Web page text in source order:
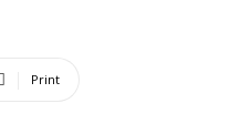
Print